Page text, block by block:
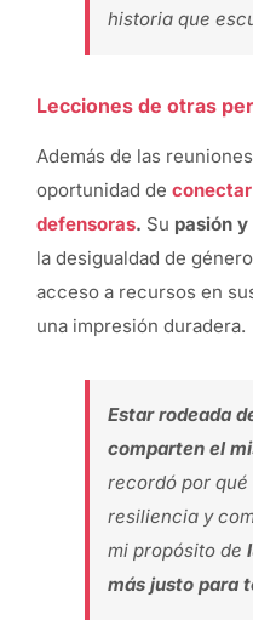
historia que
Lecciones de otras
Además de las
oportunidad de c
defensoras. Su pasión
la desigualdad de
acceso a recursos en
una impresión duradera.
Estar rodeada
comparten el
recordó por
resiliencia y
mi propósito de
más justo para